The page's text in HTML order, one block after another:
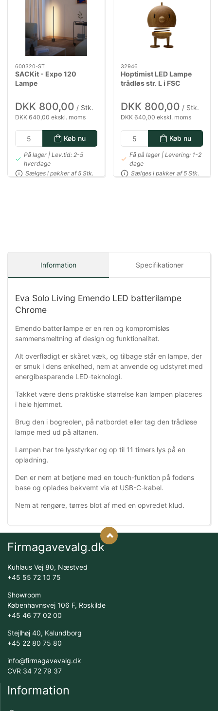
600320-ST
SACKit - Expo 120
Lampe
DKK 800,00 / Stk.
DKK 640,00 ekskl. moms
Køb nu
På lager | Lev.tid: 2-5
hverdage
Sælges i pakker af 5 Stk.
32946
Hoptimist LED Lampe
trådløs str. L i FSC
DKK 800,00 / Stk.
DKK 640,00 ekskl. moms
Køb nu
Få på lager | Levering: 1-2
dage
Sælges i pakker af 5 Stk.
Information Specifikationer
Eva Solo Living Emendo LED batterilampe
Chrome
Emendo batterilampe er en ren og kompromisløs
sammensmeltning af design og funktionalitet.
Alt overflødigt er skåret væk, og tilbage står en lampe, der
er smuk i dens enkelhed, nem at anvende og udstyret med
energibesparende LED-teknologi.
Takket være dens praktiske størrelse kan lampen placeres
i hele hjemmet.
Brug den i bogreolen, på natbordet eller tag den trådløse
lampe med ud på altanen.
Lampen har tre lysstyrker og op til 11 timers lys på en
opladning.
Den er nem at betjene med en touch-funktion på fodens
base og oplades bekvemt via et USB-C-kabel.
Nem at rengøre, tørres blot af med en opvredet klud.
Firmagavevalg.dk
Kuhlaus Vej 80, Næstved
+45 55 72 10 75
Showroom
Københavnsvej 106 F, Roskilde
+45 46 77 02 00
Stejlhøj 40, Kalundborg
+45 22 80 75 80
info@firmagavevalg.dk
CVR 34 72 79 37
Information